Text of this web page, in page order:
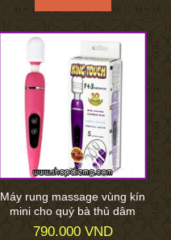
Máy rung massage vùng kín
mini cho quý bà thủ dâm
790.000 VND